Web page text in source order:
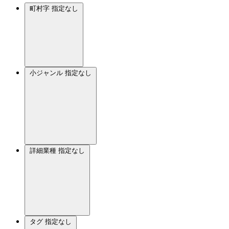
町村字 指定なし
小ジャンル 指定なし
詳細業種 指定なし
タグ 指定なし